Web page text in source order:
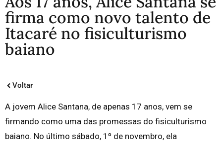
firma como novo talento de
Itacaré no fisiculturismo
baiano
Voltar
A jovem Alice Santana, de apenas 17 anos, vem se
firmando como uma das promessas do fisiculturismo
baiano. No último sábado, 1º de novembro, ela